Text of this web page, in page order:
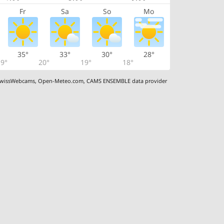
Fr Sa So Mo
35°
20°
33°
19°
30°
18°
28°
,Open-Meteo.com,CAMS ENSEMBLE data provider